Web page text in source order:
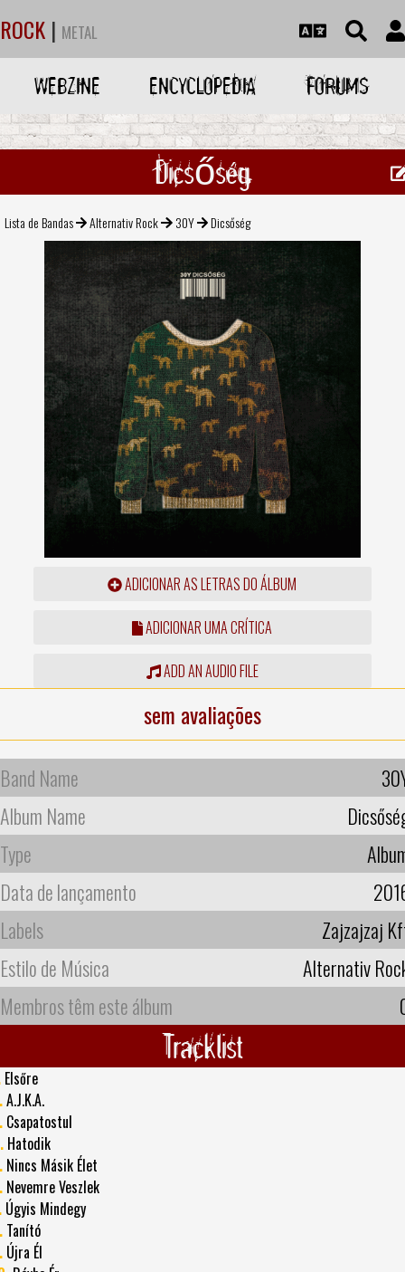
ROCK | METAL
WEBZINE ENCYCLOPEDIA FORUMS
Dicsőség
Lista de Bandas Alternativ Rock 30Y Dicsőség
ADICIONAR AS LETRAS DO ÁLBUM
ADICIONAR UMA CRÍTICA
ADD AN AUDIO FILE
sem avaliações
Band Name
Album Name
Type
Data de lançamento
Labels
Zajzajzaj
Estilo de Música
Alternativ
Membros têm este álbum
Tracklist
Elsőre
A.J.K.A.
Csapatostul
Hatodik
Nincs Másik Élet
Nevemre Veszlek
Úgyis Mindegy
Tanító
Újra Él